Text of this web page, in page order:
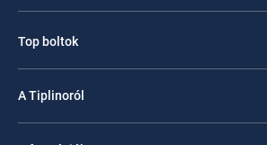
Top boltok
A Tiplinoról